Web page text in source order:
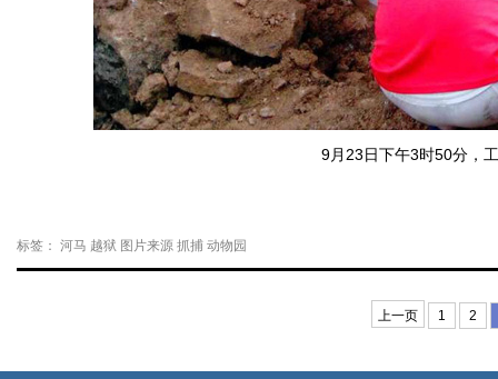
9月23日下午3时50分，工
标签： 河马 越狱 图片来源 抓捕 动物园
上一页 1 2